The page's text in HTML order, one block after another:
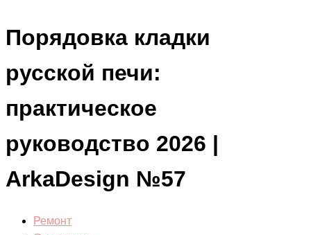
Порядовка кладки
русской печи:
практическое
руководство 2026 |
ArkaDesign №57
Ремонт